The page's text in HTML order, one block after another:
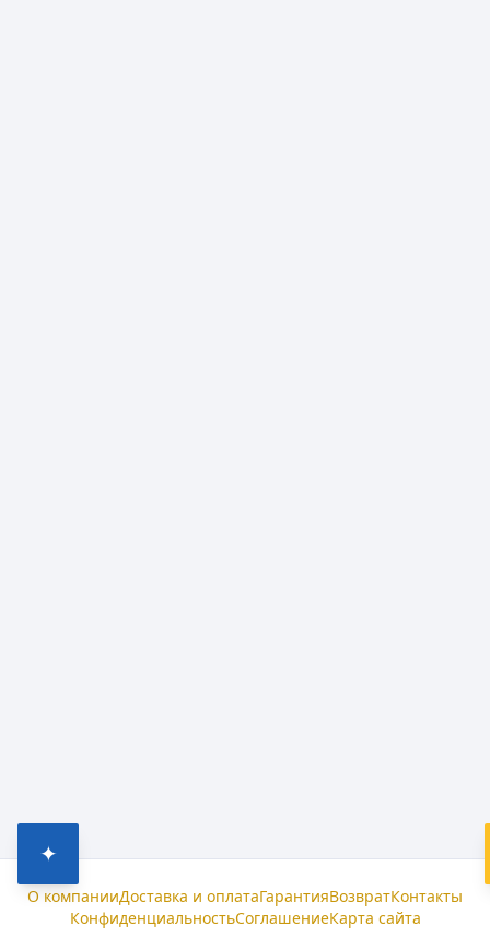
✦
О компанииДоставка и оплатаГарантияВозвратКонтакты
КонфиденциальностьСоглашениеКарта сайта